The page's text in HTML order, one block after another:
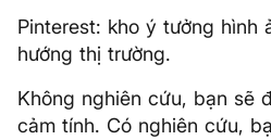
Pinterest: kho ý tưởng hình
hướng thị trường.
Không nghiên cứu, bạn sẽ
cảm tính. Có nghiên cứu,